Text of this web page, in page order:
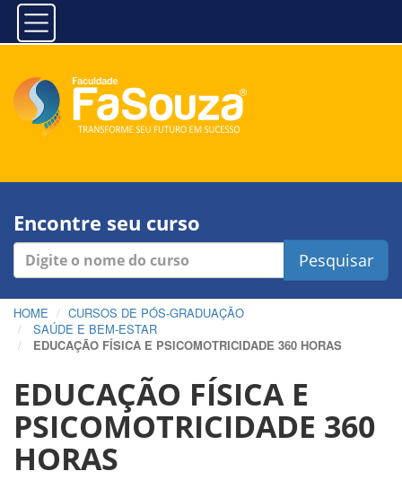
Encontre seu curso
Pesquisar
HOME
CURSOS DE PÓS-GRADUAÇÃO
SAÚDE E BEM-ESTAR
EDUCAÇÃO FÍSICA E PSICOMOTRICIDADE 360 HORAS
EDUCAÇÃO FÍSICA E
PSICOMOTRICIDADE 360
HORAS